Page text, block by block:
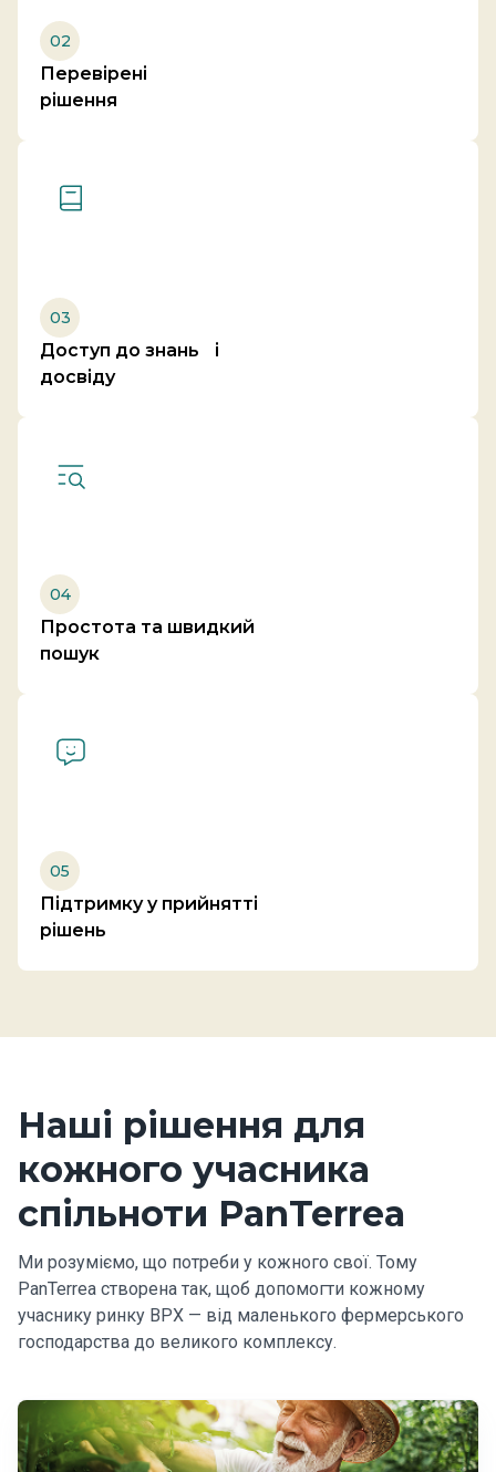
02
Перевірені
рішення
03
Доступ до знань і
досвіду
04
Простота та швидкий
пошук
05
Підтримку у прийнятті
рішень
Наші рішення для
кожного учасника
спільноти PanTerrea
Ми розуміємо, що потреби у кожного свої. Тому
PanTerrea створена так, щоб допомогти кожному
учаснику ринку ВРХ — від маленького фермерського
господарства до великого комплексу.